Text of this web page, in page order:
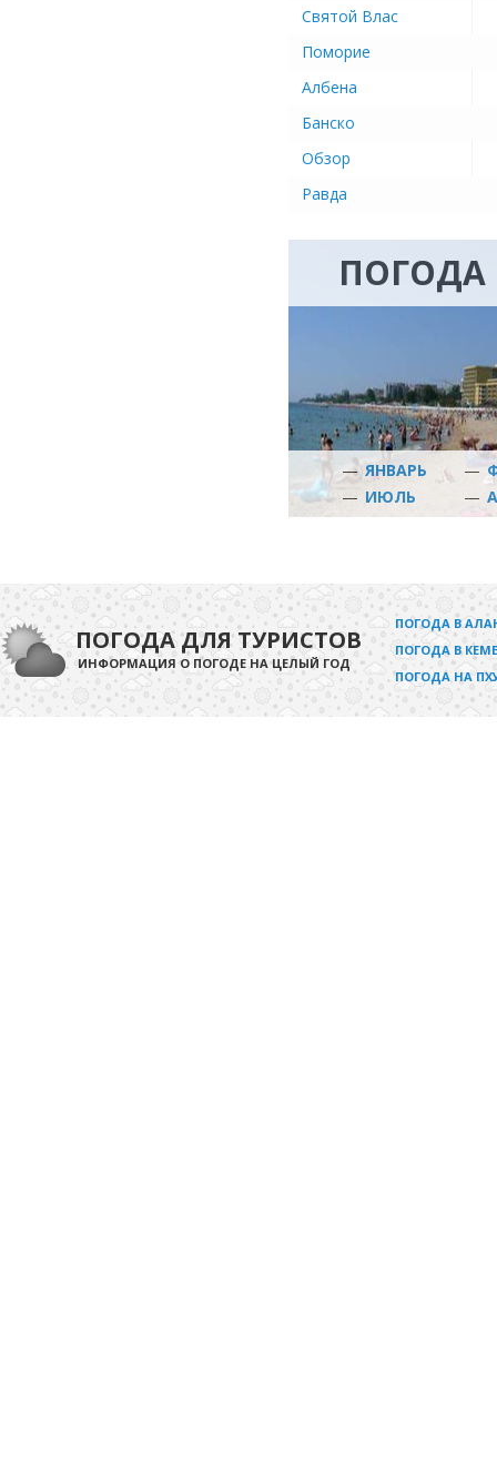
Святой Влас
Поморие
Албена
Банско
Обзор
Равда
ПОГОДА
—ЯНВАРЬ —
— ИЮЛЬ —
ПОГОДА ДЛЯ ТУРИСТОВ
ИНФОРМАЦИЯ О ПОГОДЕ НА ЦЕЛЫЙ ГОД
ПОГОДА В
ПОГОДА В
ПОГОДА НА